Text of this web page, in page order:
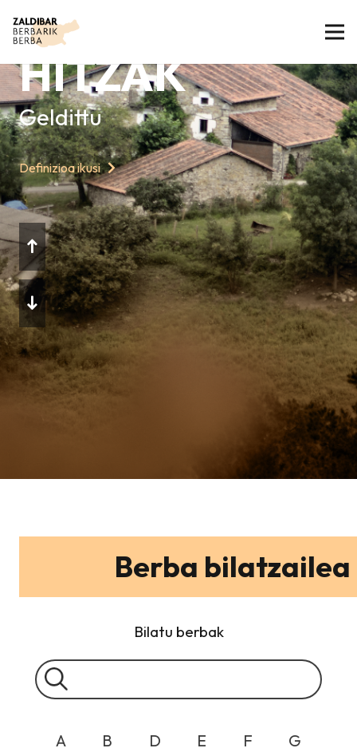
GAURKO
HITZAK
Geldittu
Definizioa ikusi
Berba bilatzailea
Bilatu berbak
A B D E F
G